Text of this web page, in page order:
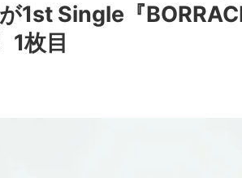
1st Single『
1枚目